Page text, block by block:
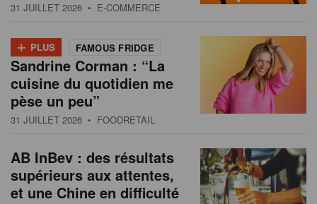
31 JUILLET 2026 • E-COMMERCE
+ PLUS FAMOUS FRIDGE
Sandrine Corman : “La
cuisine du quotidien me
pèse un peu”
31 JUILLET 2026 • FOODRETAIL
AB InBev : des résultats
supérieurs aux attentes,
et une Chine en difficulté